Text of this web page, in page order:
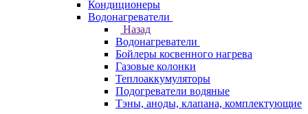
Кондиционеры
Водонагреватели
Назад
Водонагреватели
Бойлеры косвенного нагрева
Газовые колонки
Теплоаккумуляторы
Подогреватели водяные
Тэны, аноды, клапана, комплектующие